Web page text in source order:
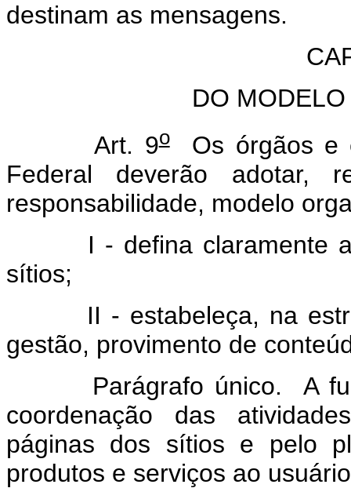
destinam as mensagens.
DO
Art. 9oOs órgãos e
Federal deverão adotar,
responsabilidade, modelo
I - defina claramente as
sítios;
II - estabeleça, na
gestão, provimento de
Parágrafo único. A
coordenação das
páginas dos sítios e pelo
produtos e serviços ao